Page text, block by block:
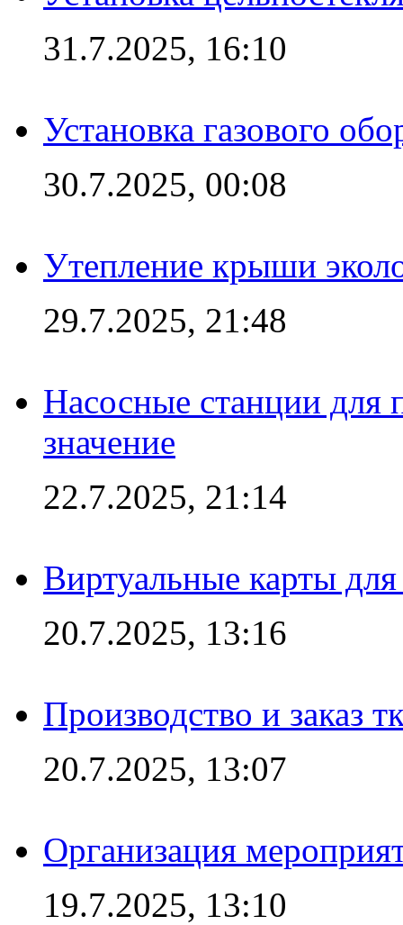
31.7.2025, 16:10
Установка газового
30.7.2025, 00:08
Утепление крыши
29.7.2025, 21:48
Насосные станции для
значение
22.7.2025, 21:14
Виртуальные карты
20.7.2025, 13:16
Производство и заказ
20.7.2025, 13:07
Организация
19.7.2025, 13:10